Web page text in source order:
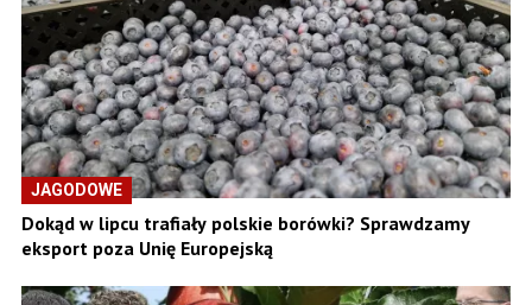
JAGODOWE
Dokąd w lipcu trafiały polskie borówki? Sprawdzamy
eksport poza Unię Europejską